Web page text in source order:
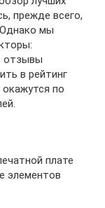
прежде всего,
мы
отзывы
в рейтинг
по
плате
элементов